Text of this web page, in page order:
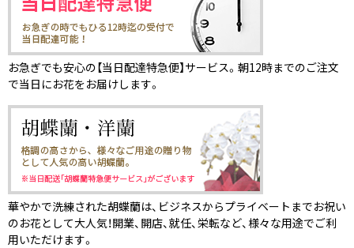
お急ぎでも安心の【当日配達特急便】サービス。朝12時までのご注文
で当日にお花をお届けします。
華やかで洗練された胡蝶蘭は、ビジネスからプライベートまでお祝い
のお花として大人気！開業、開店、就任、栄転など、様々な用途でご利
用いただけます。